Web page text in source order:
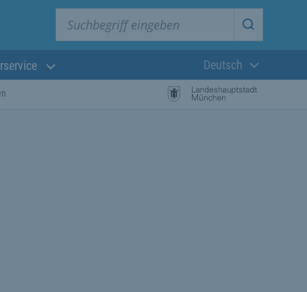
Suche
Aktuelle
Deutsch